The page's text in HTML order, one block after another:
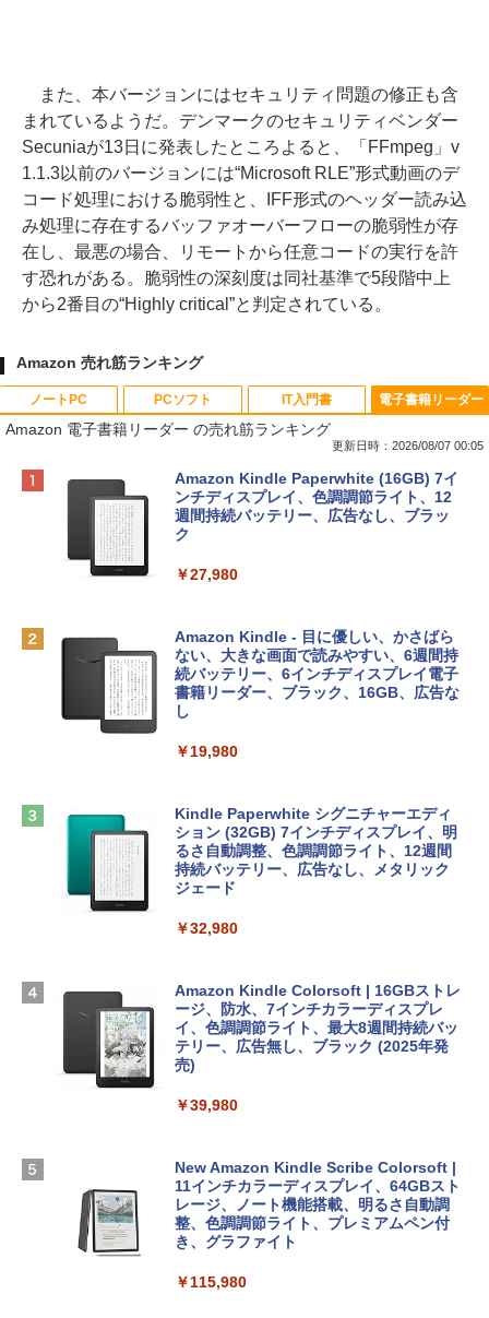
また、本バージョンにはセキュリティ問題の修正も含
まれているようだ。デンマークのセキュリティベンダー
Secuniaが13日に発表したところよると、「FFmpeg」v
1.1.3以前のバージョンには“Microsoft RLE”形式動画のデ
コード処理における脆弱性と、IFF形式のヘッダー読み込
み処理に存在するバッファオーバーフローの脆弱性が存
在し、最悪の場合、リモートから任意コードの実行を許
す恐れがある。脆弱性の深刻度は同社基準で5段階中上
から2番目の“Highly critical”と判定されている。
Amazon 売れ筋ランキング
ノートPC
Apple 2026 MacBook Neo A18 Proチッ
プ搭載13インチノートブック：AIとAppl
e Intelligence、Liquid Retinaディスプ
レイ、8GBメモリ、512GB SSD、1080p
ィゴ + 3年延長 AppleCare+ for 13インチ
￥162,598
tomtoc 360°保護 15.6 16インチ パソコ
ンケース Dell NEC Lavie ASUS HP dyna
Apple 2026 MacBook Air M5チップ搭載
13インチノートブック：AIとApple Intell
igence、13.6インチLiquid Retinaディ
スプレイ、24GBユニファイドメモリ、1
ラ、Touch ID - ミッドナイト + 3年延長
￥347,600
【Amazon.co.jp限定】 HP ノートパソコ
SSD インテル Core 5
FMV ノートパソコン WE1-K3 (MS 365 P
ersonal/Copilotキー搭載/Win 11/15.6型/
Core i5/16GB/SSD 512GB/ホワイト) FM
PCソフト
Robloxギフトカード - 800 Robux 【限
定バーチャルアイテムを含む】 【オンラ
インゲームコード】 ロブロックス | オン
ラインコード版
￥1,300
Robloxギフトカード - 2,000 Robux 【限
定バーチャルアイテムを含む】 【オンラ
インゲームコード】 ロブロックス | オン
ラインコード版
4(最新 永続版)|オンラインコード版|Wind
ows11、10/mac対応|PC2台
￥39,582
Robloxギフトカード - 1000 Robux 【限
ラインコード版
￥1,600
版)|オンラインコード版|Windows11、1
￥37,224
IT入門書
生成AIパスポート公式テキスト 第４版
￥1,766
出す プロンプトの言葉 AI画像生成シリー
ズ (はぴーイラストLabo)
￥480
ClaudeCode いちばんやさしい 教科書:
にもKindle出版にも！ 非エンジニアのた
めのAIコーディング入門シリーズ
￥99
FM TOWNS ハイパー・カタログ: 本体ハ
￥1,600
1冊ですべて身につくHTML & CSSとWe
電子書籍リーダー
Amazon 電子書籍リーダー の売れ筋ランキング
更新日時：2026/08/07 00:05
Amazon Kindle Paperwhite (16GB) 7イ
ンチディスプレイ、色調調節ライト、12
週間持続バッテリー、広告なし、ブラッ
ク
￥27,980
Amazon Kindle - 目に優しい、かさばら
ない、大きな画面で読みやすい、6週間持
続バッテリー、6インチディスプレイ電子
書籍リーダー、ブラック、16GB、広告な
し
￥19,980
Kindle Paperwhite シグニチャーエディ
ション (32GB) 7インチディスプレイ、明
るさ自動調整、色調調節ライト、12週間
持続バッテリー、広告なし、メタリック
ジェード
￥32,980
Amazon Kindle Colorsoft | 16GBストレ
ージ、防水、7インチカラーディスプレ
イ、色調調節ライト、最大8週間持続バッ
テリー、広告無し、ブラック (2025年発
売)
￥39,980
New Amazon Kindle Scribe Colorsoft |
11インチカラーディスプレイ、64GBスト
レージ、ノート機能搭載、明るさ自動調
整、色調調節ライト、プレミアムペン付
き、グラファイト
￥115,980